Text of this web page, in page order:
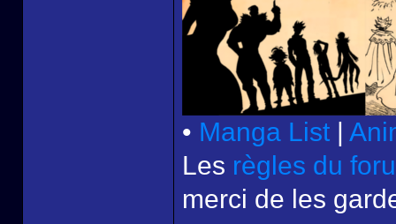
• Manga List |
Les règles du
merci de les